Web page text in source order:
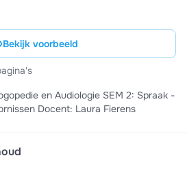
Bekijk voorbeeld
Audiologie SEM 2: Spraak -
therapie: verworven stoornissen Docent: Laura Fierens